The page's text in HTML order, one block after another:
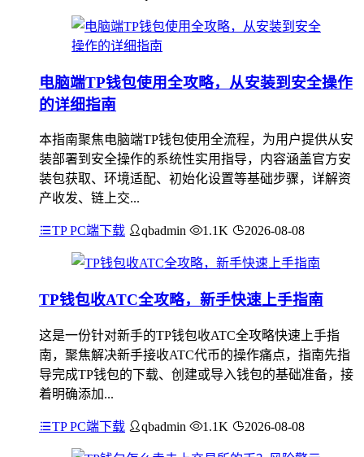
电脑端TP钱包使用全攻略，从安装到安全操作
的详细指南
本指南聚焦电脑端TP钱包使用全流程，为用户提供从安
装部署到安全操作的系统性实用指导，内容涵盖官方安
装包获取、环境适配、初始化设置等基础步骤，详解资
产收发、链上交...
TP PC端下载 qbadmin 1.1K 2026-08-08
TP钱包收ATC全攻略，新手快速上手指南
这是一份针对新手的TP钱包收ATC全攻略快速上手指
南，聚焦解决新手接收ATC代币的操作痛点，指南先指
导完成TP钱包的下载、创建或导入钱包的基础准备，接
着明确添加...
TP PC端下载 qbadmin 1.1K 2026-08-08